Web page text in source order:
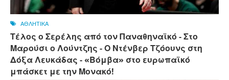
ΑΘΛΗΤΙΚΑ
Τέλος ο Σερέλης από τον Παναθηναϊκό - Στο
Μαρούσι ο Λούντζης - Ο Ντένβερ Τζόουνς στη
Δόξα Λευκάδας - «Βόμβα» στο ευρωπαϊκό
μπάσκετ με την Μονακό!